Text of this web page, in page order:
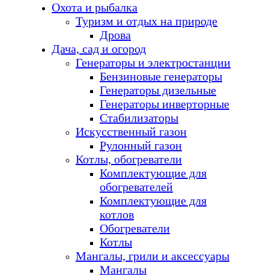
Охота и рыбалка
Туризм и отдых на природе
Дрова
Дача, сад и огород
Генераторы и электростанции
Бензиновые генераторы
Генераторы дизельные
Генераторы инверторные
Стабилизаторы
Искусственный газон
Рулонный газон
Котлы, обогреватели
Комплектующие для
обогревателей
Комплектующие для
котлов
Обогреватели
Котлы
Мангалы, грили и аксессуары
Мангалы